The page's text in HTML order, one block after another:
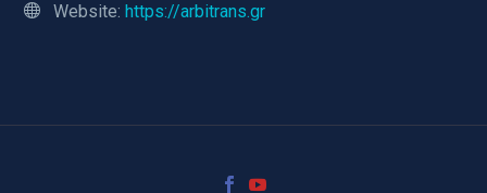
Website: https://arbitrans.gr